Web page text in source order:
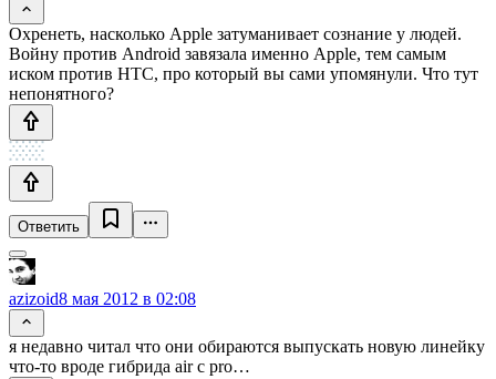
Охренеть, насколько Apple затуманивает сознание у людей.
Войну против Android завязала именно Apple, тем самым
иском против HTC, про который вы сами упомянули. Что тут
непонятного?
Ответить
azizoid8 мая 2012 в 02:08
я недавно читал что они обираются выпускать новую линейку
что-то вроде гибрида air c pro…